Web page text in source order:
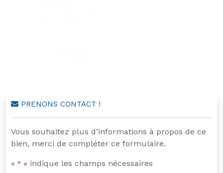
PRENONS CONTACT !
Vous souhaitez plus d’informations à propos de ce
bien, merci de compléter ce formulaire.
« * » indique les champs nécessaires